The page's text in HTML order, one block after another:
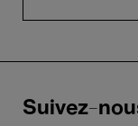
Suivez-